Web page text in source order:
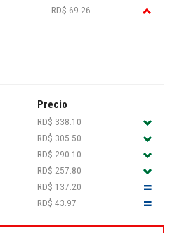
RD$ 69.26
Precio
RD$ 338.10
RD$ 305.50
RD$ 290.10
RD$ 257.80
RD$ 137.20
RD$ 43.97